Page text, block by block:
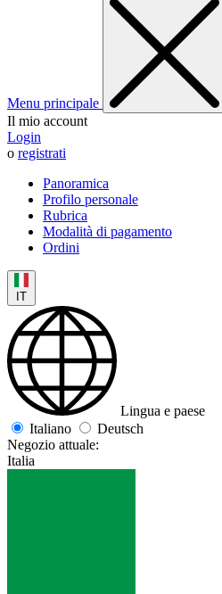
Menu principale
Il mio account
Login
o registrati
Panoramica
Profilo personale
Rubrica
Modalità di pagamento
Ordini
IT
Lingua e paese
Italiano
Deutsch
Negozio attuale:
Italia